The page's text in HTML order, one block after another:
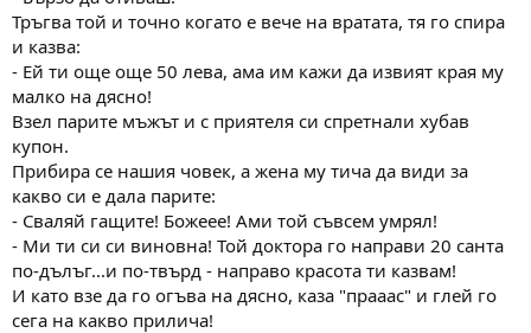
Тръгва той и точно когато е вече на вратата, тя го спира
и казва:
- Ей ти още още 50 лева, ама им кажи да извият края му
малко на дясно!
Взел парите мъжът и с приятеля си спретнали хубав
купон.
Прибира се нашия човек, а жена му тича да види за
какво си е дала парите:
- Сваляй гащите! Божеее! Ами той съвсем умрял!
- Ми ти си си виновна! Той доктора го направи 20 санта
по-дълъг...и по-твърд - направо красота ти казвам!
И като взе да го огъва на дясно, каза "прааас" и глей го
сега на какво прилича!